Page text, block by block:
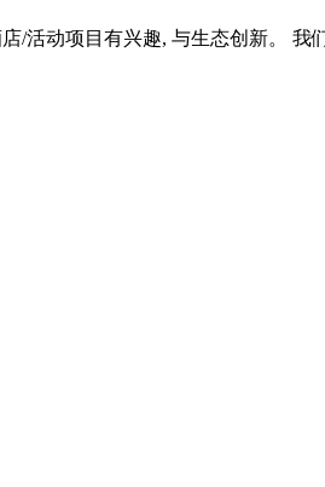
活动项目有兴趣, 与生态创新。